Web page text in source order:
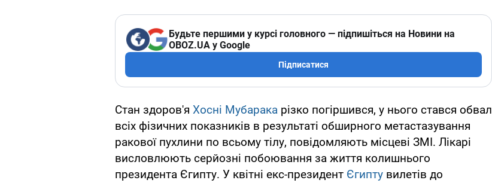
Будьте першими у курсі головного — підпишіться на Новини на
OBOZ.UA у Google
Підписатися
Стан здоров'я Хосні Мубарака різко погіршився, у нього стався обвал
всіх фізичних показників в результаті обширного метастазування
ракової пухлини по всьому тілу, повідомляють місцеві ЗМІ. Лікарі
висловлюють серйозні побоювання за життя колишнього
президента Єгипту. У квітні екс-президент Єгипту вилетів до